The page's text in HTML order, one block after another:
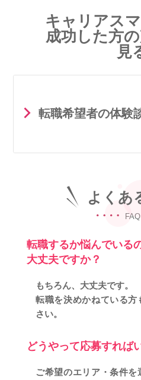
キャリアス
成功した方
見
転職希望者の体験
よくあ
FAQ
転職するか悩んでいる
大丈夫ですか？
もちろん、大丈夫です。
転職を決めかねている
さい。
どうやって応募すれば
ご希望のエリア・条件